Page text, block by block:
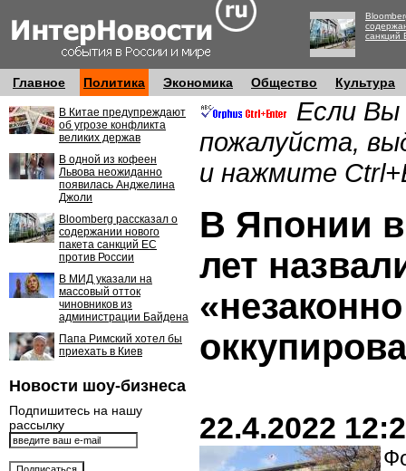
санкций
Главное Политика Экономика Общество Культура
В Китае предупреждают
об угрозе конфликта
великих держав
В одной из кофеен
Львова неожиданно
появилась Анджелина
Джоли
Bloomberg рассказал о
содержании нового
пакета санкций ЕС
против России
В МИД указали на
массовый отток
чиновников из
администрации Байдена
Папа Римский хотел бы
приехать в Киев
Новости шоу-бизнеса
Подпишитесь на нашу
рассылку
Если Вы
пожалуйста,
и нажмите
В Японии
лет
«незаконно
22.4.2022